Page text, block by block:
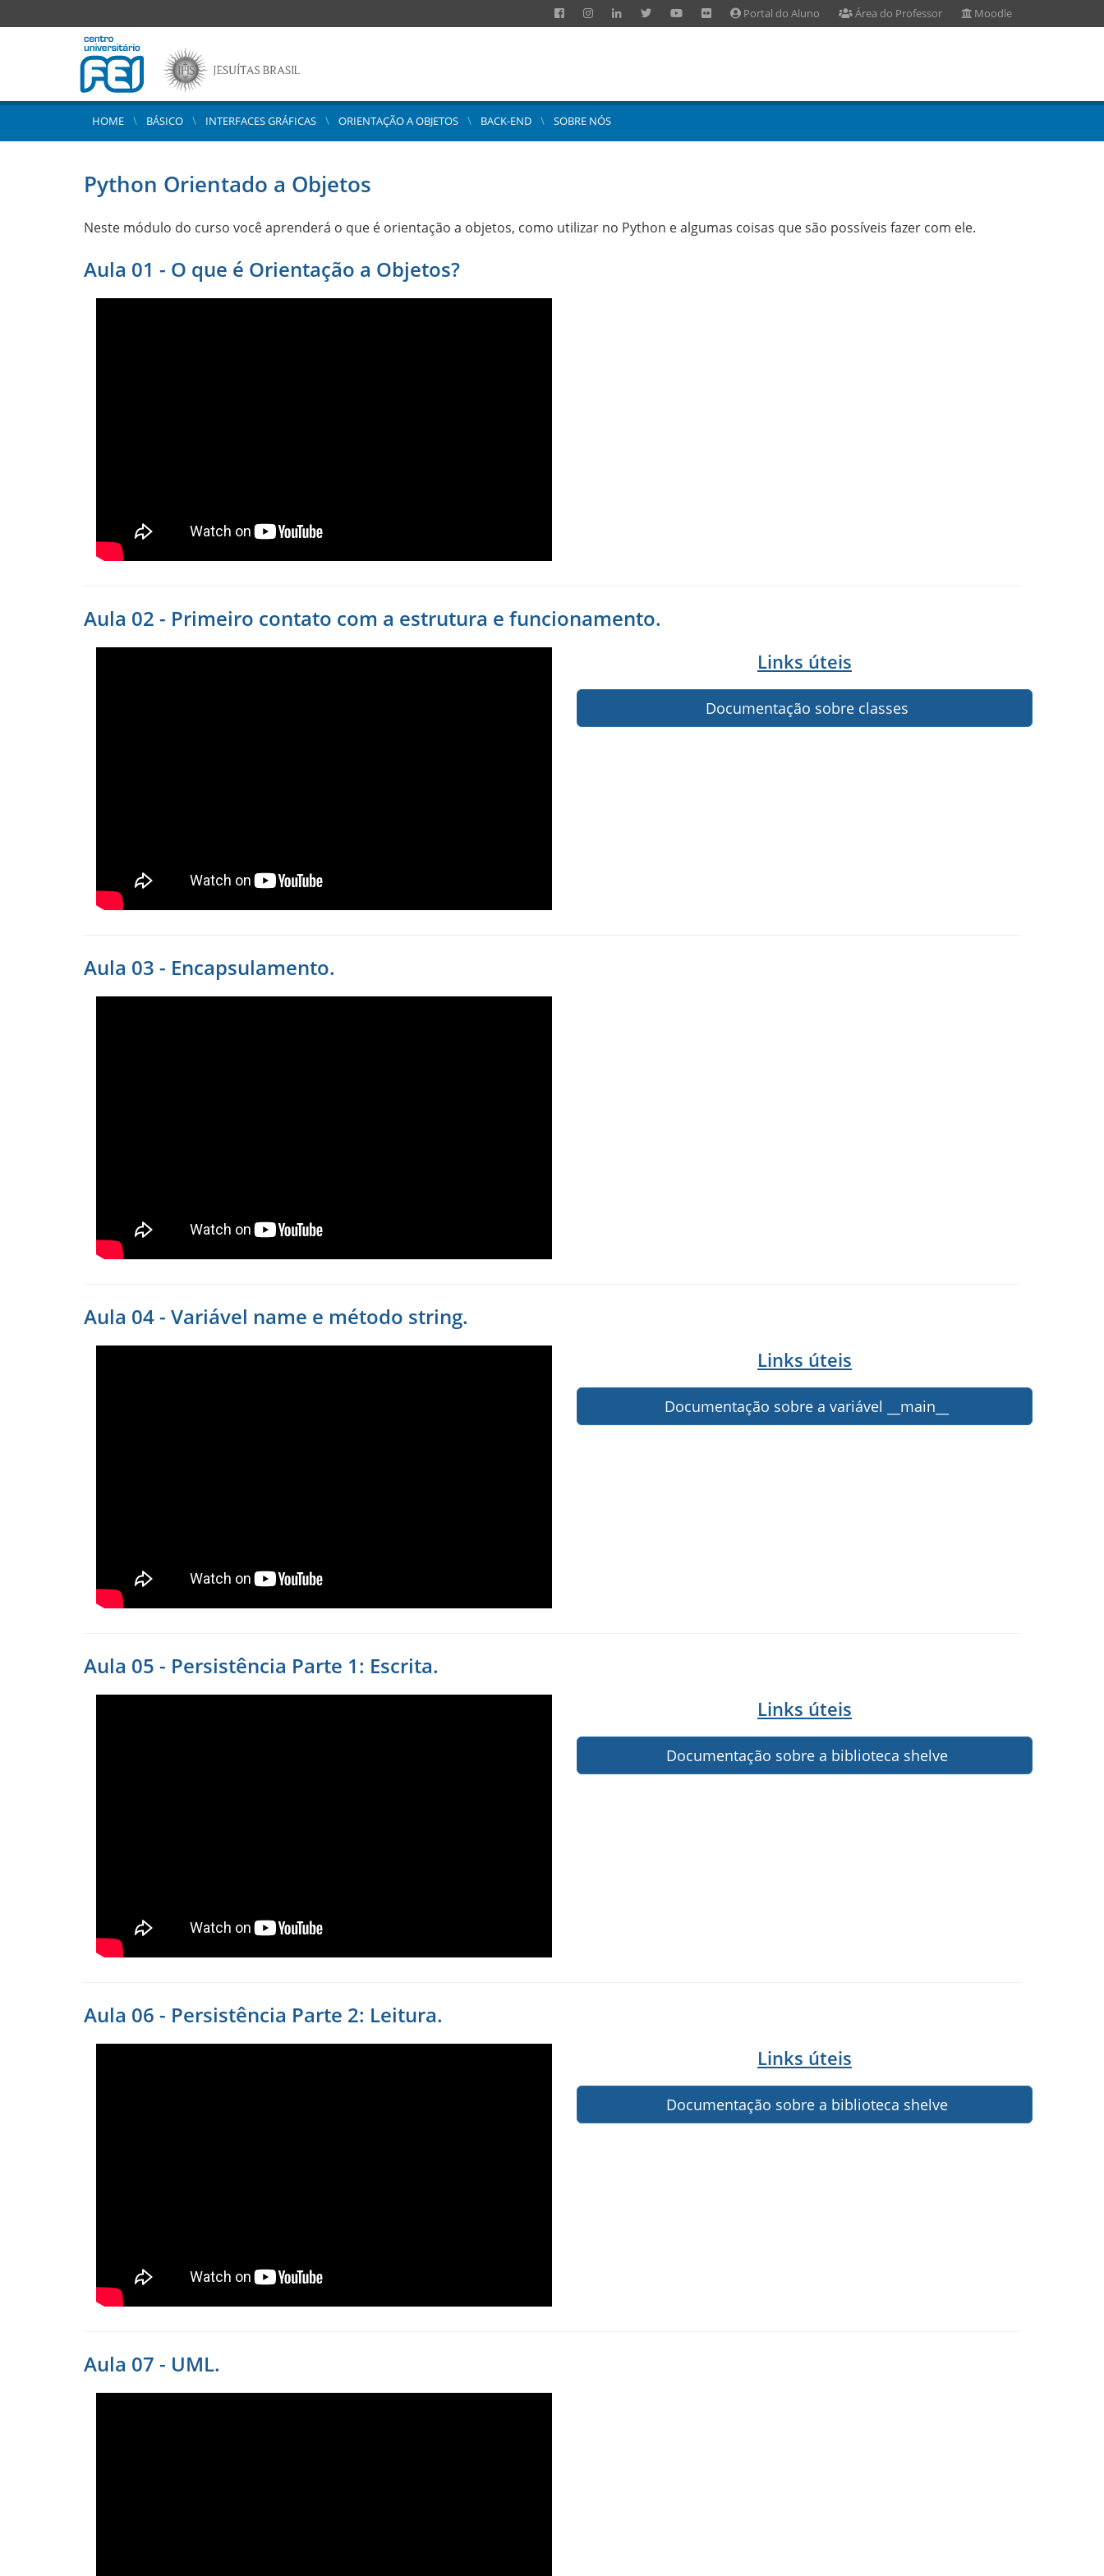
Portal do Aluno Área do Professor Moodle
HOME BÁSICO INTERFACES GRÁFICAS ORIENTAÇÃO A OBJETOS BACK-END SOBRE NÓS
Python Orientado a Objetos
Neste módulo do curso você aprenderá o que é orientação a objetos, como utilizar no Python e algumas coisas que são possíveis fazer com ele.
Aula 01 - O que é Orientação a Objetos?
Aula 02 - Primeiro contato com a estrutura e funcionamento.
Links úteis
Documentação sobre classes
Aula 03 - Encapsulamento.
Aula 04 - Variável name e método string.
Links úteis
Documentação sobre a variável __main__
Aula 05 - Persistência Parte 1: Escrita.
Links úteis
Documentação sobre a biblioteca shelve
Aula 06 - Persistência Parte 2: Leitura.
Links úteis
Documentação sobre a biblioteca shelve
Aula 07 - UML.